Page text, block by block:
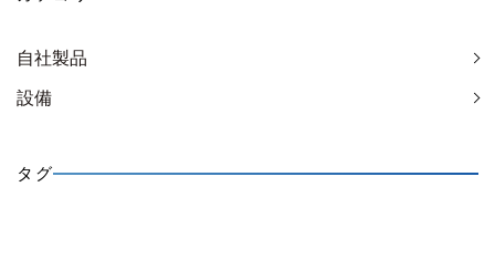
自社製品
設備
タグ